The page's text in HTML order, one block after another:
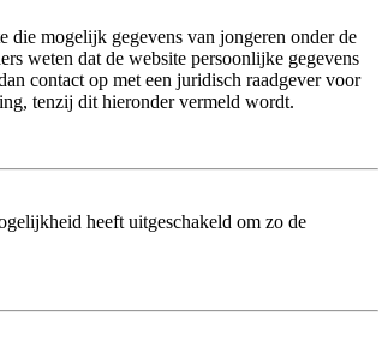
mogelijk gegevens van jongeren onder de
weten dat de website persoonlijke gegevens
contact op met een juridisch raadgever voor
tenzij dit hieronder vermeld wordt.
heeft uitgeschakeld om zo de